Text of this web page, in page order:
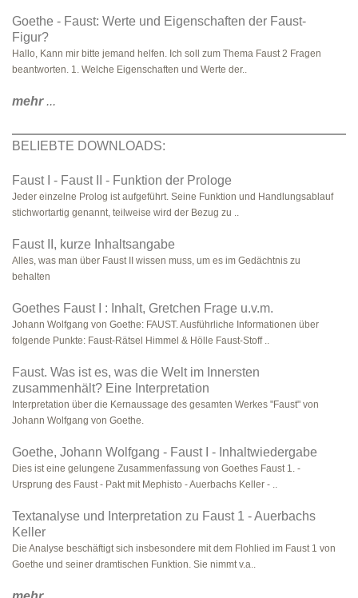
Goethe - Faust: Werte und Eigenschaften der Faust-
Figur?
Hallo, Kann mir bitte jemand helfen. Ich soll zum Thema Faust 2 Fragen
beantworten. 1. Welche Eigenschaften und Werte der..
mehr...
BELIEBTE DOWNLOADS:
Faust I - Faust II - Funktion der Prologe
Jeder einzelne Prolog ist aufgeführt. Seine Funktion und Handlungsablauf
stichwortartig genannt, teilweise wird der Bezug zu ..
Faust II, kurze Inhaltsangabe
Alles, was man über Faust II wissen muss, um es im Gedächtnis zu
behalten
Goethes Faust I : Inhalt, Gretchen Frage u.v.m.
Johann Wolfgang von Goethe: FAUST. Ausführliche Informationen über
folgende Punkte: Faust-Rätsel Himmel & Hölle Faust-Stoff ..
Faust. Was ist es, was die Welt im Innersten
zusammenhält? Eine Interpretation
Interpretation über die Kernaussage des gesamten Werkes "Faust" von
Johann Wolfgang von Goethe.
Goethe, Johann Wolfgang - Faust I - Inhaltwiedergabe
Dies ist eine gelungene Zusammenfassung von Goethes Faust 1. -
Ursprung des Faust - Pakt mit Mephisto - Auerbachs Keller - ..
Textanalyse und Interpretation zu Faust 1 - Auerbachs
Keller
Die Analyse beschäftigt sich insbesondere mit dem Flohlied im Faust 1 von
Goethe und seiner dramtischen Funktion. Sie nimmt v.a..